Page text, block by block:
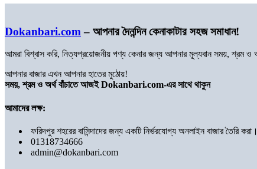
Dokanbari.com – আপনার দৈনন্দিন কেনাকাটার সহজ সমাধান!
আমরা বিশ্বাস করি, নিত্যপ্রয়োজনীয় পণ্য কেনার জন্য আপনার মূল্যবান সময়, শ্রম
আপনার বাজার এখন আপনার হাতের মুঠোয়!
সময়, শ্রম ও অর্থ বাঁচাতে আজই Dokanbari.com-এর সাথে থাকুন
আমাদের লক্ষ:
ফরিদপুর শহরের বাসিন্দাদের জন্য একটি নির্ভরযোগ্য অনলাইন বাজার তৈরি করা।
01318734666
admin@dokanbari.com